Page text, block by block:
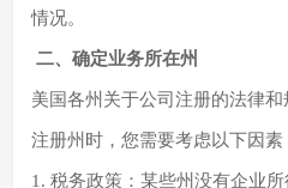
情况。
二、确定业务所在州
美国各州关于公司注册的法律
注册州时，您需要考虑以下因素
1. 税务政策：某些州没有企业